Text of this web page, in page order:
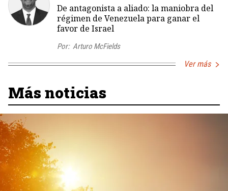
De antagonista a aliado: la maniobra del
régimen de Venezuela para ganar el
favor de Israel
Por: Arturo McFields
Ver más
Más noticias